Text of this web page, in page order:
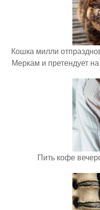
Кошка милли
Меркам и претендует
Пить кофе